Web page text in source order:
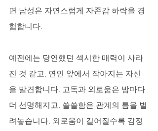
면 남성은 자연스럽게 자존감 하락을 경
험합니다.
예전에는 당연했던 섹시한 매력이 사라
진 것 같고, 연인 앞에서 작아지는 자신
을 발견합니다. 고독과 외로움은 밤마다
더 선명해지고, 쓸쓸함은 관계의 틈을 벌
려놓습니다. 외로움이 길어질수록 감정